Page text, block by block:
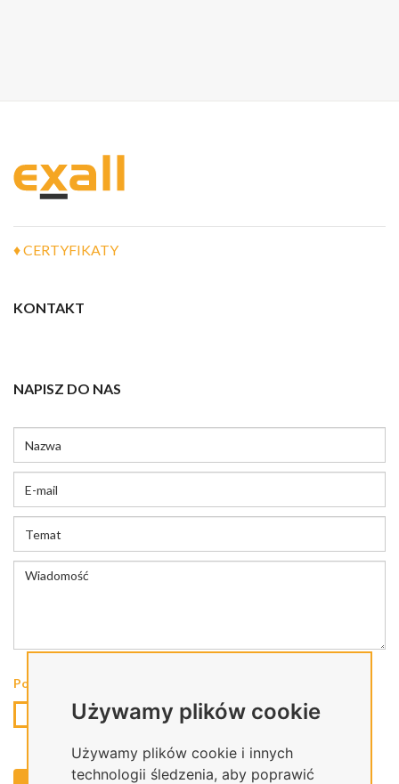
Używamy plików cookie
Używamy plików cookie i innych
technologii śledzenia, aby poprawić
♦ CERTYFIKATY
KONTAKT
NAPISZ DO NAS
Polityka prywatności
Oświadczam, że zapoznałem się z Polityką Prywatności